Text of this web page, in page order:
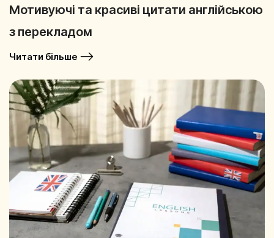
Мотивуючі та красиві цитати англійською
з перекладом
Читати більше